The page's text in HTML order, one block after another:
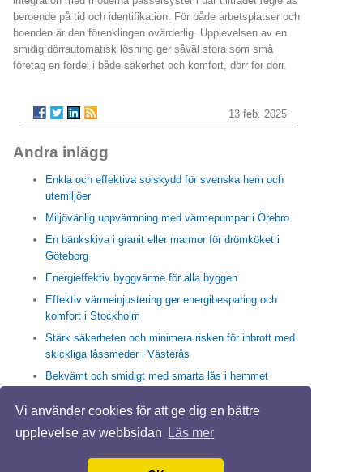
Vi använder cookies för att ge dig en bättre
upplevelse av webbsidan
Läs mer
beroende på tid och identifikation. För både arbetsplatser och
boenden är den förenklingen ovärderlig. Upplevelsen av en
smidig dörrautomatisk lösning ger såväl stora som små
företag en fördel i både säkerhet och komfort, dörr för dörr.
13 feb. 2025
Andra inlägg
Enkla och effektiva solskydd för svenska hem och
utemiljöer
Miljövänlig uppvärmning med värmepumpar i Örebro
En bänkskiva i granit eller marmor för drömköket i
Göteborg
Energieffektiv byggvärme för alla byggen
Effektiv värmeinjustering ger energibesparing och
komfort i Stockholm
Stärk säkerheten och minimera risken för inbrott med
skickliga låssmeder i Västerås
Bekvämt och smidigt med smarta lås i hemmet
Stockholm för friska rör och rent avlopp
Trappstädning i Stockholm skapar en trivsam vardag
IMD ger hållbara energilösning för en BRF